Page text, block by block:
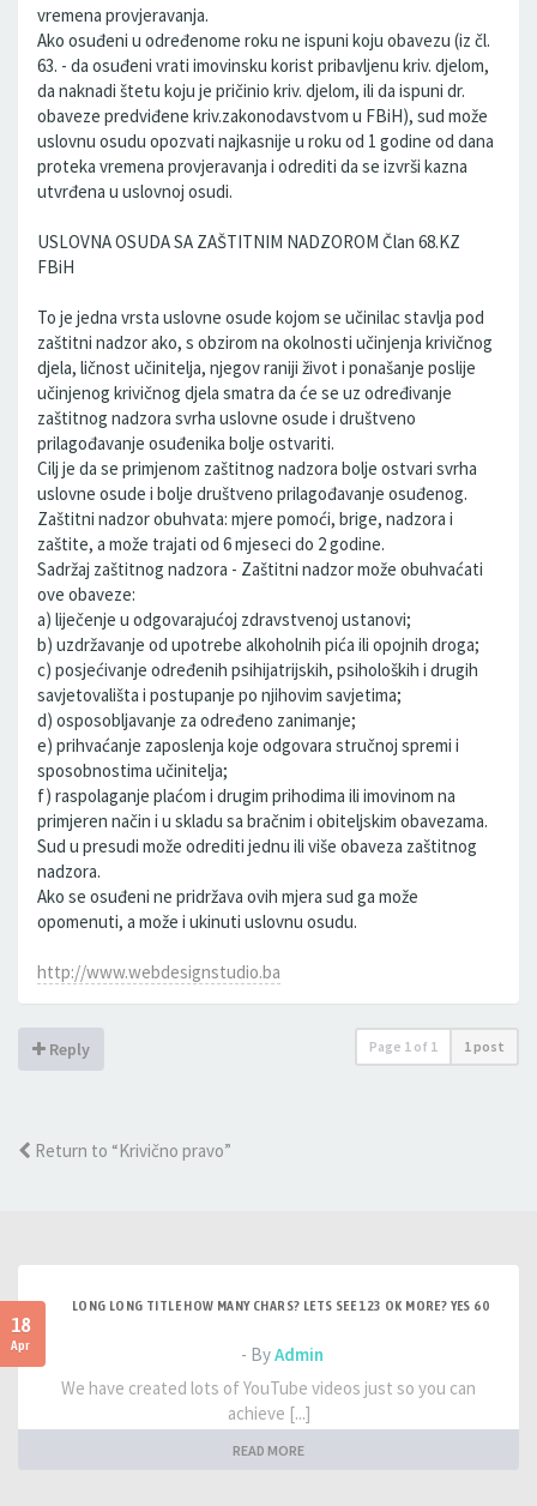
vremena provjeravanja.
Ako osuđeni u određenome roku ne ispuni koju obavezu (iz čl.
63. - da osuđeni vrati imovinsku korist pribavljenu kriv. djelom,
da naknadi štetu koju je pričinio kriv. djelom, ili da ispuni dr.
obaveze predviđene kriv.zakonodavstvom u FBiH), sud može
uslovnu osudu opozvati najkasnije u roku od 1 godine od dana
proteka vremena provjeravanja i odrediti da se izvrši kazna
utvrđena u uslovnoj osudi.
USLOVNA OSUDA SA ZAŠTITNIM NADZOROM Član 68.KZ
FBiH
To je jedna vrsta uslovne osude kojom se učinilac stavlja pod
zaštitni nadzor ako, s obzirom na okolnosti učinjenja krivičnog
djela, ličnost učinitelja, njegov raniji život i ponašanje poslije
učinjenog krivičnog djela smatra da će se uz određivanje
zaštitnog nadzora svrha uslovne osude i društveno
prilagođavanje osuđenika bolje ostvariti.
Cilj je da se primjenom zaštitnog nadzora bolje ostvari svrha
uslovne osude i bolje društveno prilagođavanje osuđenog.
Zaštitni nadzor obuhvata: mjere pomoći, brige, nadzora i
zaštite, a može trajati od 6 mjeseci do 2 godine.
Sadržaj zaštitnog nadzora - Zaštitni nadzor može obuhvaćati
ove obaveze:
a) liječenje u odgovarajućoj zdravstvenoj ustanovi;
b) uzdržavanje od upotrebe alkoholnih pića ili opojnih droga;
c) posjećivanje određenih psihijatrijskih, psiholoških i drugih
savjetovališta i postupanje po njihovim savjetima;
d) osposobljavanje za određeno zanimanje;
e) prihvaćanje zaposlenja koje odgovara stručnoj spremi i
sposobnostima učinitelja;
f) raspolaganje plaćom i drugim prihodima ili imovinom na
primjeren način i u skladu sa bračnim i obiteljskim obavezama.
Sud u presudi može odrediti jednu ili više obaveza zaštitnog
nadzora.
Ako se osuđeni ne pridržava ovih mjera sud ga može
opomenuti, a može i ukinuti uslovnu osudu.
http://www.webdesignstudio.ba
Reply Page 1 of 1 1 post
Return to “Krivično pravo”
18
Apr
LONG LONG TITLE HOW MANY CHARS? LETS SEE 123 OK MORE? YES 60
- ByAdmin
We have created lots of YouTube videos just so you can
achieve [...]
READ MORE